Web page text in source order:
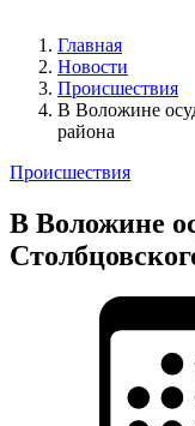
Главная
Новости
Происшествия
В Воложине
района
Происшествия
В Воложине